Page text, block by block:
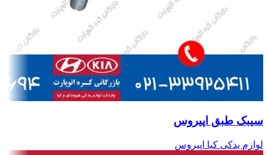
سیبک طبق اپیروس
لوازم یدکی کیا اپیروس